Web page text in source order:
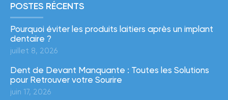
POSTES RÉCENTS
Pourquoi éviter les produits laitiers après un implant
dentaire ?
juillet 8, 2026
Dent de Devant Manquante : Toutes les Solutions
pour Retrouver votre Sourire
juin 17, 2026